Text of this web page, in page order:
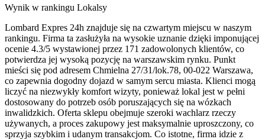
Wynik w rankingu Lokalsy
Lombard Expres 24h znajduje się na czwartym miejscu w naszym
rankingu. Firma ta zasłużyła na wysokie uznanie dzięki imponującej
ocenie 4.3/5 wystawionej przez 171 zadowolonych klientów, co
potwierdza jej wysoką pozycję na warszawskim rynku. Punkt
mieści się pod adresem Chmielna 27/31/lok.78, 00-022 Warszawa,
co zapewnia dogodny dojazd w samym sercu miasta. Klienci mogą
liczyć na niezwykły komfort wizyty, ponieważ lokal jest w pełni
dostosowany do potrzeb osób poruszających się na wózkach
inwalidzkich. Oferta sklepu obejmuje szeroki wachlarz rzeczy
używanych, a proces zakupowy jest maksymalnie uproszczony, co
sprzyja szybkim i udanym transakcjom. Co istotne, firma idzie z